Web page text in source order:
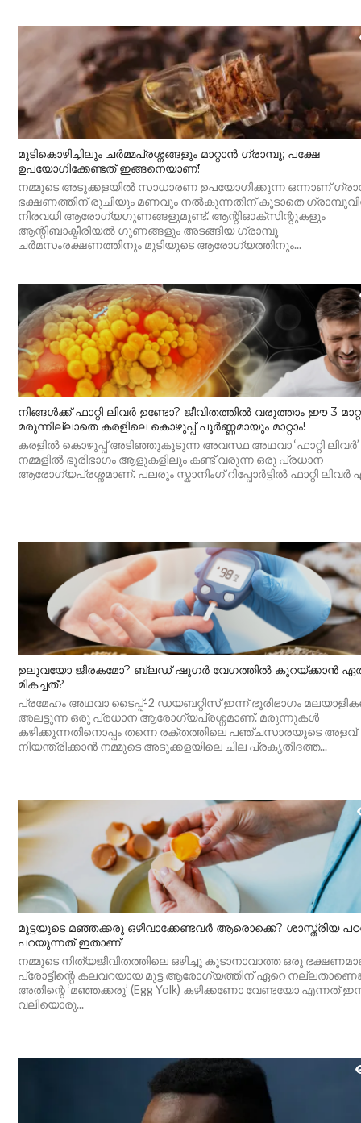
മുടികൊഴിച്ചിലും ചർമ്മപ്രശ്നങ്ങളും മാറ്റാൻ ഗ്രാമ്പൂ; പക്ഷേ
ഉപയോഗിക്കേണ്ടത് ഇങ്ങനെയാണ്!
നമ്മുടെ അടുക്കളയിൽ സാധാരണ ഉപയോ​ഗിക്കുന്ന ഒന്നാണ്
ഭക്ഷണത്തിന് രുചിയും മണവും നൽകുന്നതിന് കൂടാതെ
നിരവധി ആരോ​ഗ്യ​ഗുണങ്ങളുമുണ്ട്. ആന്റിഓക്സി‍ന്റുകളും
ആന്റിബാക്ടീരിയൽ ​ഗുണങ്ങളും അടങ്ങിയ ​ഗ്രാമ്പൂ
ചർമസംരക്ഷണത്തിനും മുടിയുടെ ആരോ​ഗ്യത്തിനും...
നിങ്ങൾക്ക് ഫാറ്റി ലിവർ ഉണ്ടോ? ജീവിതത്തിൽ വരുത്താം ഈ 3
മരുന്നില്ലാതെ കരളിലെ കൊഴുപ്പ് പൂർണ്ണമായും മാറ്റാം!
കരളിൽ കൊഴുപ്പ് അടിഞ്ഞുകൂടുന്ന അവസ്ഥ അഥവാ ‘ഫാറ്റി ലിവർ’
നമ്മളിൽ ഭൂരിഭാഗം ആളുകളിലും കണ്ട് വരുന്ന ഒരു പ്രധാന
ആരോഗ്യപ്രശ്നമാണ്. പലരും സ്കാനിംഗ് റിപ്പോർട്ടിൽ ഫാറ്റി ലിവർ
ഉലുവയോ ജീരകമോ? ബ്ലഡ് ഷുഗർ വേഗത്തിൽ കുറയ്ക്കാൻ
മികച്ചത്?
പ്രമേഹം അഥവാ ടൈപ്പ്-2 ഡയബറ്റിസ് ഇന്ന് ഭൂരിഭാഗം
അലട്ടുന്ന ഒരു പ്രധാന ആരോഗ്യപ്രശ്നമാണ്. മരുന്നുകൾ
കഴിക്കുന്നതിനൊപ്പം തന്നെ രക്തത്തിലെ പഞ്ചസാരയുടെ അളവ്
നിയന്ത്രിക്കാൻ നമ്മുടെ അടുക്കളയിലെ ചില പ്രകൃതിദത്ത...
മുട്ടയുടെ മഞ്ഞക്കരു ഒഴിവാക്കേണ്ടവർ ആരൊക്കെ? ശാസ്ത്രീയ
പറയുന്നത് ഇതാണ്!
നമ്മുടെ നിത്യജീവിതത്തിലെ ഒഴിച്ചു കൂടാനാവാത്ത ഒരു
പ്രോട്ടീന്റെ കലവറയായ മുട്ട ആരോഗ്യത്തിന് ഏറെ
അതിന്റെ ‘മഞ്ഞക്കരു’ (Egg Yolk) കഴിക്കണോ വേണ്ടയോ എന്നത്
വലിയൊരു...